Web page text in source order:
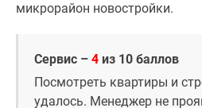
микрорайон новостройки.
Сервис – 4 из 10 баллов
Посмотреть квартиры и
удалось. Менеджер не